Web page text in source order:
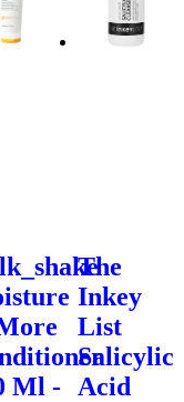
Ml -
The
Inkey
List
Salicylic
Acid